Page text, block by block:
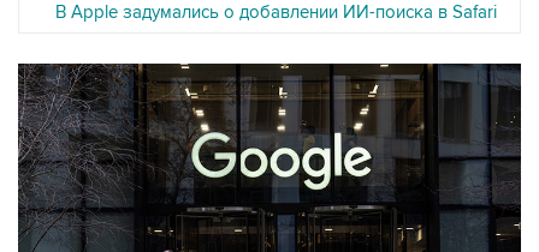
В Apple задумались о добавлении ИИ-поиска в Safari